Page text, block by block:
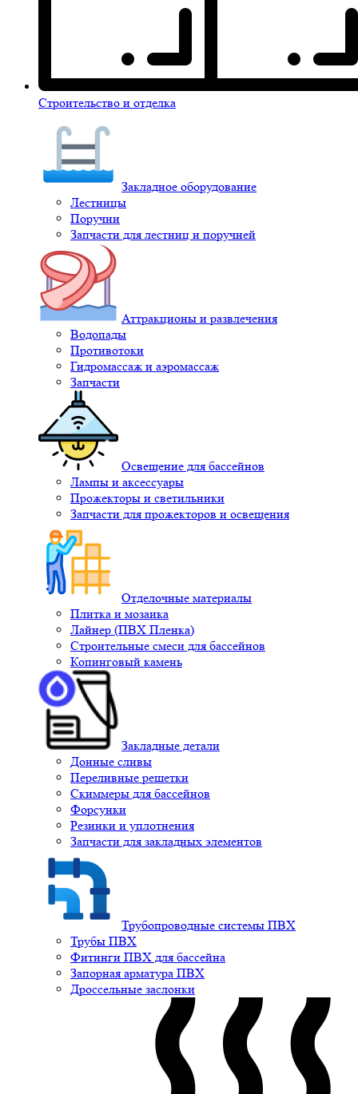
Строительство и отделка
Закладное оборудование
Лестницы
Поручни
Запчасти для лестниц и поручней
Аттракционы и развлечения
Водопады
Противотоки
Гидромассаж и аэромассаж
Запчасти
Освещение для бассейнов
Лампы и аксессуары
Прожекторы и светильники
Запчасти для прожекторов и освещения
Отделочные материалы
Плитка и мозаика
Лайнер (ПВХ Пленка)
Строительные смеси для бассейнов
Копинговый камень
Закладные детали
Донные сливы
Переливные решетки
Скиммеры для бассейнов
Форсунки
Резинки и уплотнения
Запчасти для закладных элементов
Трубопроводные системы ПВХ
Трубы ПВХ
Фитинги ПВХ для бассейна
Запорная арматура ПВХ
Дроссельные заслонки